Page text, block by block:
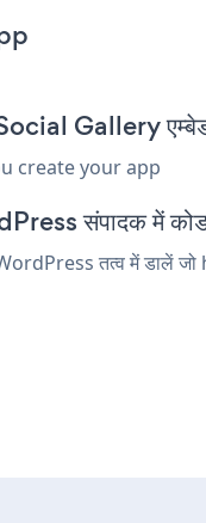
Gallery एम्बेड
create your app
संपादक में कोड
तत्व में डालें जो